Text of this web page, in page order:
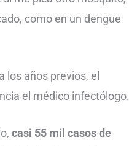
como en un dengue
años previos, el
el médico infectólogo.
casi 55 mil casos de